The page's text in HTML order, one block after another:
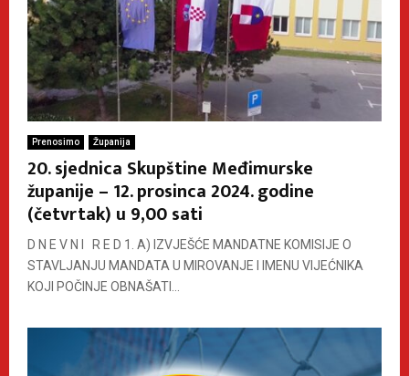
Prenosimo Županija
20. sjednica Skupštine Međimurske
županije – 12. prosinca 2024. godine
(četvrtak) u 9,00 sati
D N E V N I R E D 1. A) IZVJEŠĆE MANDATNE KOMISIJE O
STAVLJANJU MANDATA U MIROVANJE I IMENU VIJEĆNIKA
KOJI POČINJE OBNAŠATI...